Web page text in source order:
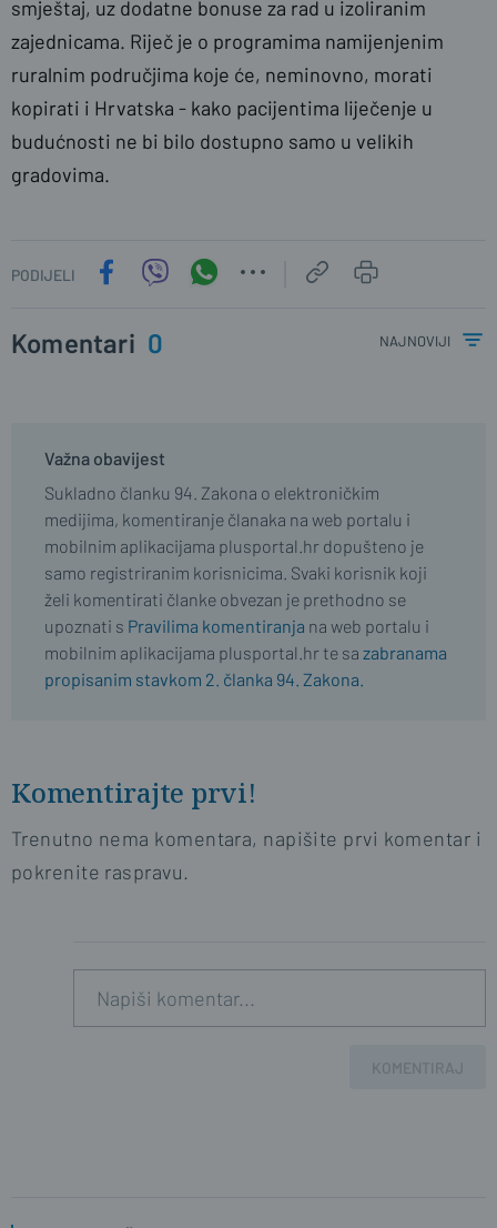
smještaj, uz dodatne bonuse za rad u izoliranim
zajednicama. Riječ je o programima namijenjenim
ruralnim područjima koje će, neminovno, morati
kopirati i Hrvatska - kako pacijentima liječenje u
budućnosti ne bi bilo dostupno samo u velikih
gradovima.
PODIJELI
Komentari 0 najnoviji
Važna obavijest
Sukladno članku 94. Zakona o elektroničkim
medijima, komentiranje članaka na web portalu i
mobilnim aplikacijama plusportal.hr dopušteno je
samo registriranim korisnicima. Svaki korisnik koji
želi komentirati članke obvezan je prethodno se
upoznati s Pravilima komentiranja na web portalu i
mobilnim aplikacijama plusportal.hr te sa zabranama
propisanim stavkom 2. članka 94. Zakona.
Komentirajte prvi!
Trenutno nema komentara, napišite prvi komentar i
pokrenite raspravu.
KOMENTIRAJ